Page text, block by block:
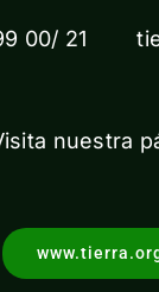
99 00/ 21
nuestra